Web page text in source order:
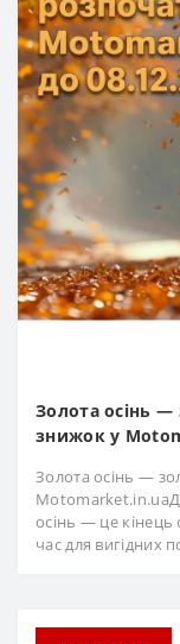
Золота осінь —
знижок у
Золота осінь —
осінь — це
час для вигідних